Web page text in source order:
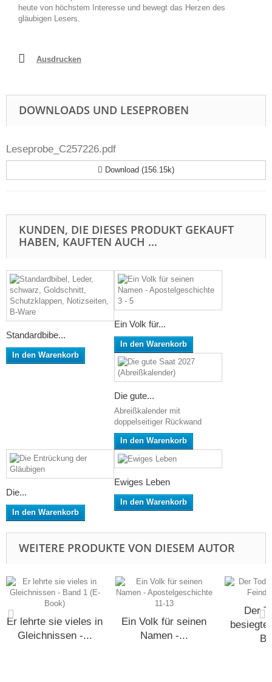
heute von höchstem Interesse und bewegt das Herzen des
gläubigen Lesers.
Ausdrucken
DOWNLOADS UND LESEPROBEN
Leseprobe_C257226.pdf
Download (156.15k)
KUNDEN, DIE DIESES PRODUKT GEKAUFT
HABEN, KAUFTEN AUCH ...
Standardbibe...
In den Warenkorb
Ein Volk für...
In den Warenkorb
Die gute...
Abreißkalender mit
doppelseitiger Rückwand
In den Warenkorb
Die...
In den Warenkorb
Ewiges Leben
In den Warenkorb
WEITERE PRODUKTE VON DIESEM AUTOR
Er lehrte sie vieles in
Gleichnissen -...
Ein Volk für seinen
Namen -...
Der